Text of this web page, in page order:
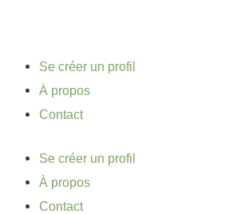
Se créer un profil
À propos
Contact
Se créer un profil
À propos
Contact